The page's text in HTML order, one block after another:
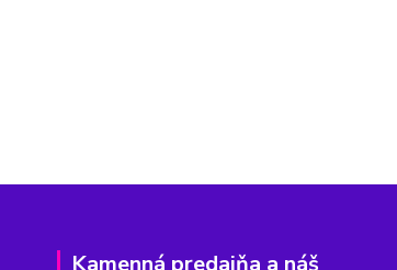
Kamenná predajňa a náš